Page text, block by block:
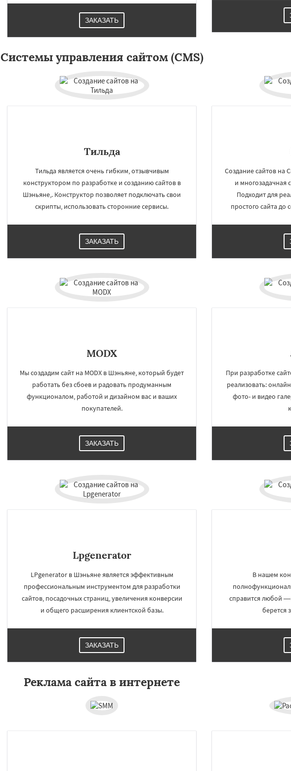
ЗАКАЗАТЬ
Системы управления сайтом (CMS)
Тильда
Тильда является очень гибким, отзывчивым
конструктором по разработке и созданию сайтов в
Шэньяне,. Конструктор позволяет подключать свои
скрипты, использовать сторонние сервисы.
ЗАКАЗАТЬ
Создание сайтов на
и многозадачная
Подходит для
простого сайта до
MODX
Мы создадим сайт на MODX в Шэньяне, который будет
работать без сбоев и радовать продуманным
функционалом, работой и дизайном вас и ваших
покупателей.
ЗАКАЗАТЬ
При разработке
реализовать:
фото- и видео
Lpgenerator
LPgenerator в Шэньяне является эффективным
профессиональным инструментом для разработки
сайтов, посадочных страниц, увеличения конверсии
и общего расширения клиентской базы.
ЗАКАЗАТЬ
В нашем
справится любой —
берется
Реклама сайта в интернете